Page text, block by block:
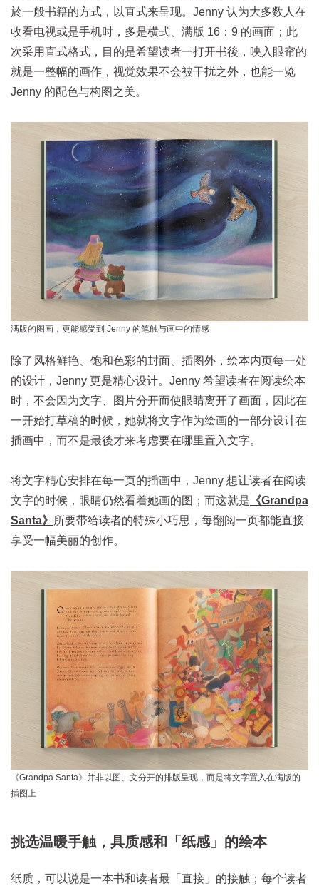
於一般书籍的方式，以直式来呈现。Jenny 认为大多数人在
收看电视或是手机时，多是横式、满版 16：9 的画面；此
次采用直式格式，目的是希望读者一打开书後，映入眼帘的
就是一整幅的画作，视觉效果不会被干扰之外，也能一览
Jenny 的配色与构图之美。
满版的图画，更能感受到 Jenny 的笔触与画中的情感
除了风格鲜艳、饱和色彩的封面、插图外，绘本内页每一处
的设计，Jenny 更是精心设计。Jenny 希望读者在阅读绘本
时，不会因为文字、图片分开而使眼睛离开了画面，因此在
一开始打草稿的时候，她就将文字作为绘画的一部分设计在
插画中，而不是最後才来考虑要在哪里置入文字。
将文字精心安排在每一页的插画中，Jenny 想让读者在阅读
文字的时候，眼睛仍然看着她画的图；而这就是 《Grandpa
Santa》 所要带给读者的特殊小巧思，每翻阅一页都能直接
享受一幅美丽的创作。
《Grandpa Santa》并非以图、文分开的排版呈现，而是将文字置入在满版的
插图上
挑选温暖手触，具质感和「纸感」的绘本
纸质，可以说是一本书和读者最「直接」的接触；每个读者